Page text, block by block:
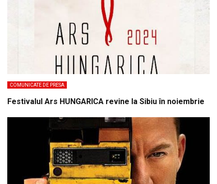
COMUNICATE DE PRESA
Festivalul Ars HUNGARICA revine la Sibiu în noiembrie